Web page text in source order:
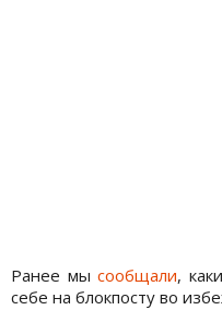
Ранее мысообщали,
себе на блокпосту во